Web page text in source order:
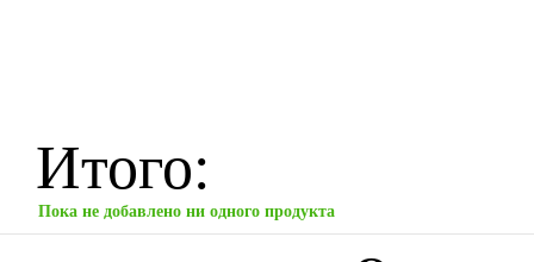
Итого:
Пока не добавлено ни одного продукта